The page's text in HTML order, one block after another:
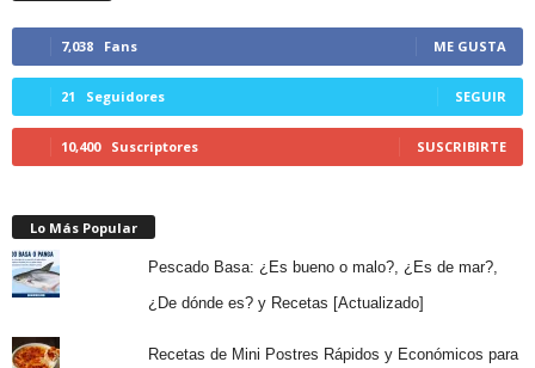
7,038 Fans ME GUSTA
21 Seguidores SEGUIR
10,400 Suscriptores SUSCRIBIRTE
Lo Más Popular
Pescado Basa: ¿Es bueno o malo?, ¿Es de mar?,
¿De dónde es? y Recetas [Actualizado]
Recetas de Mini Postres Rápidos y Económicos para